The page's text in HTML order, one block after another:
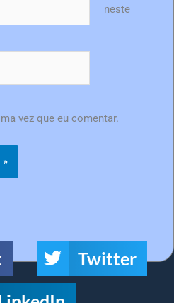
neste
vez que eu comentar.
Twitter